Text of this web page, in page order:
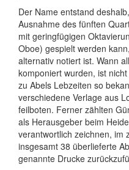
Der Name entstand
Ausnahme des fünften
mit geringfügigen
Oboe) gespielt werden
alternativ notiert ist. Wann
komponiert wurden, ist
zu Abels Lebzeiten so
verschiedene Verlage aus
feilboten. Ferner zählten
als Herausgeber beim
verantwortlich zeichnen, im
insgesamt 38 überlieferte
genannte Drucke